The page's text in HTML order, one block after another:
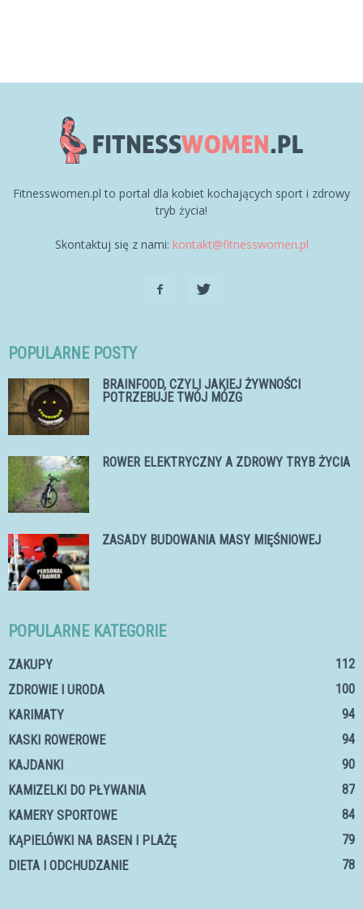
Fitnesswomen.pl to portal dla kobiet kochających sport i zdrowy
tryb życia!
Skontaktuj się z nami: kontakt@fitnesswomen.pl
POPULARNE POSTY
BRAINFOOD, CZYLI JAKIEJ ŻYWNOŚCI
POTRZEBUJE TWÓJ MÓZG
ROWER ELEKTRYCZNY A ZDROWY TRYB ŻYCIA
ZASADY BUDOWANIA MASY MIĘŚNIOWEJ
POPULARNE KATEGORIE
ZAKUPY
112
ZDROWIE I URODA
100
KARIMATY
94
KASKI ROWEROWE
94
KAJDANKI
90
KAMIZELKI DO PŁYWANIA
87
KAMERY SPORTOWE
84
KĄPIELÓWKI NA BASEN I PLAŻĘ
79
DIETA I ODCHUDZANIE
78